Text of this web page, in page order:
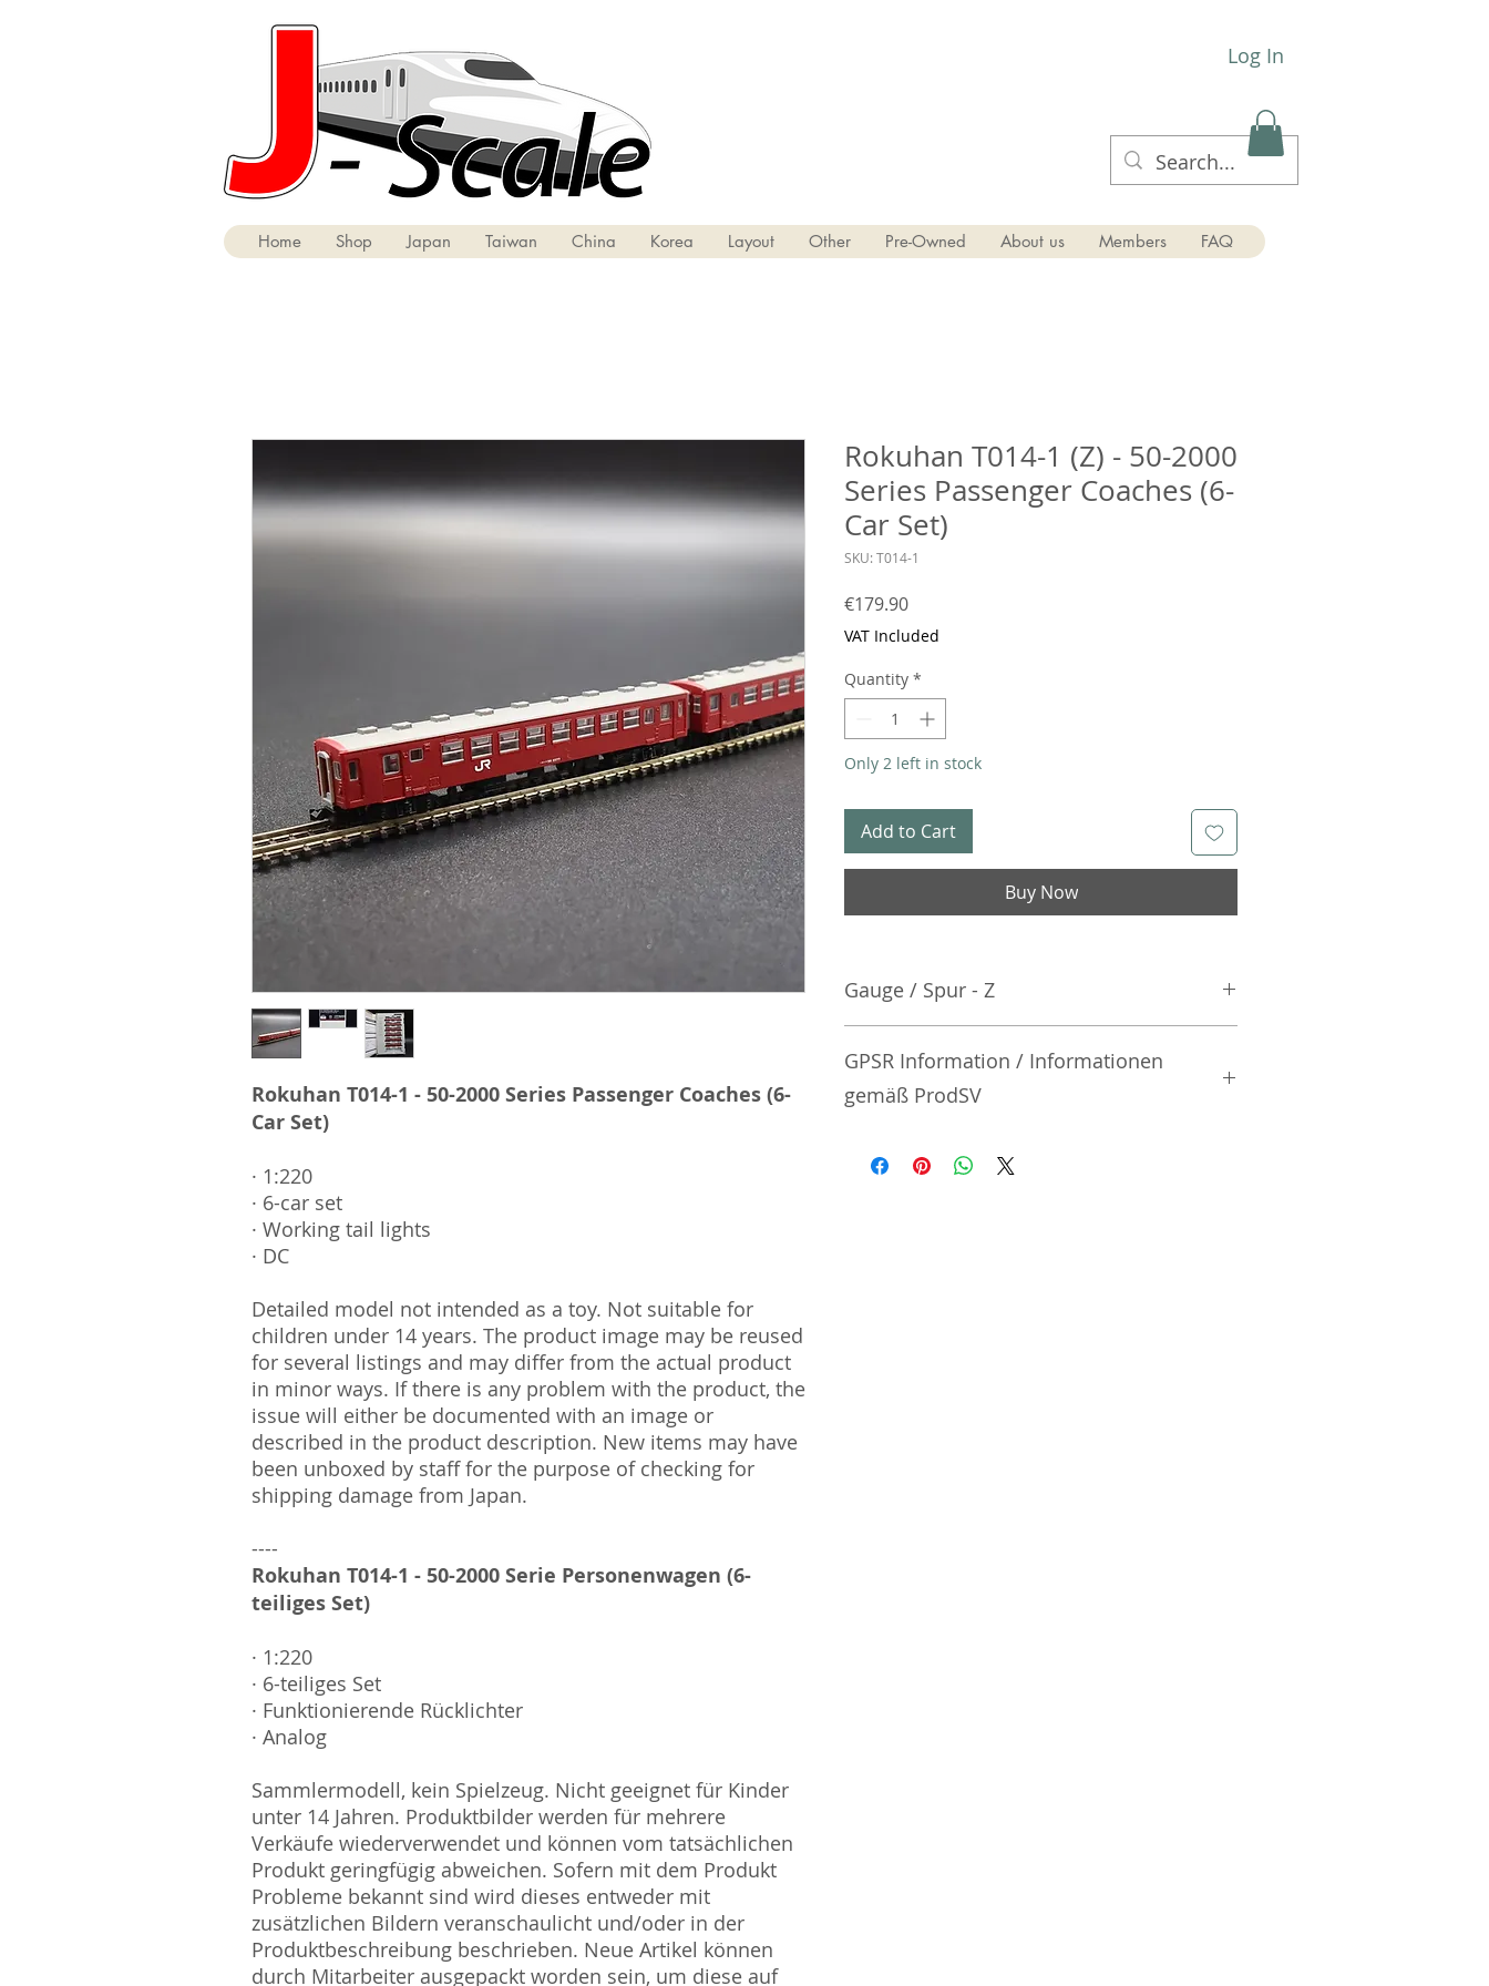
Log In
Home Shop Japan Taiwan China Korea Layout Other Pre-Owned About us Members FAQ
Rokuhan T014-1 - 50-2000 Series Passenger Coaches (6-
Car Set)
· 1:220
· 6-car set
· Working tail lights
· DC
Detailed model not intended as a toy. Not suitable for
children under 14 years. The product image may be reused
for several listings and may differ from the actual product
in minor ways. If there is any problem with the product, the
issue will either be documented with an image or
described in the product description. New items may have
been unboxed by staff for the purpose of checking for
shipping damage from Japan.
----
Rokuhan T014-1 - 50-2000 Serie Personenwagen (6-
teiliges Set)
· 1:220
· 6-teiliges Set
· Funktionierende Rücklichter
· Analog
Sammlermodell, kein Spielzeug. Nicht geeignet für Kinder
unter 14 Jahren. Produktbilder werden für mehrere
Verkäufe wiederverwendet und können vom tatsächlichen
Produkt geringfügig abweichen. Sofern mit dem Produkt
Probleme bekannt sind wird dieses entweder mit
zusätzlichen Bildern veranschaulicht und/oder in der
Produktbeschreibung beschrieben. Neue Artikel können
durch Mitarbeiter ausgepackt worden sein, um diese auf
Rokuhan T014-1 (Z) - 50-2000
Series Passenger Coaches (6-
Car Set)
SKU: T014-1
€179.90Price
VAT Included
Quantity *
Only 2 left in stock
Add to Cart
Buy Now
Gauge / Spur - Z
GPSR Information / Informationen
gemäß ProdSV
Manufacturer / Hersteller: